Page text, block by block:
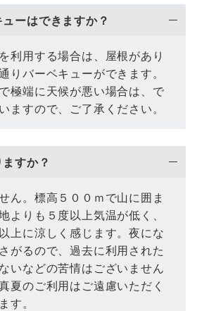
ーはできますか？
利用する場合は、屋根があり
りバーベキューができます。
極端に天候が悪い場合は、で
ますので、ご了承ください。
すか？
ん。標高５００ｍで山に囲ま
よりも５度以上気温が低く、
上に涼しく感じます。夜にな
がるので、過去に利用された
いなどの苦情はございません
夏のご利用はご遠慮いただく
す。